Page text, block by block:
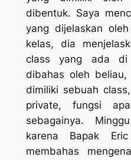
dibentuk. Saya
yang dijelaskan
kelas, dia
class yang ada di
dibahas oleh
dimiliki sebuah
private, fungsi
sebagainya.
karena Bapak
membahas